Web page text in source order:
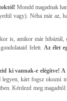
Mondd magadnak
vagy). Néha már az,
is, amikor már hibáztál,
felett. Az élet
ki vannak-e elégítve!
kárt fogsz okozni
Kérdezd meg